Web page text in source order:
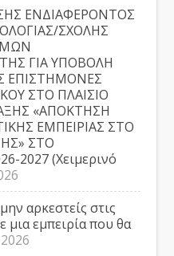
ΕΝΔΙΑΦΕΡΟΝΤΟΣ
ΣΧΟΛΗΣ
ΓΙΑ ΥΠΟΒΟΛΗ
ΕΠΙΣΤΗΜΟΝΕΣ
ΣΤΟ ΠΛΑΙΣΙΟ
«ΑΠΟΚΤΗΣΗ
ΕΜΠΕΙΡΙΑΣ ΣΤΟ
ΣΤΟ
2027 (Χειμερινό
αρκεστείς στις
μια εμπειρία που θα